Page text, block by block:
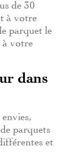
de 30
à votre
parquet le
à votre
dans
parquets
et